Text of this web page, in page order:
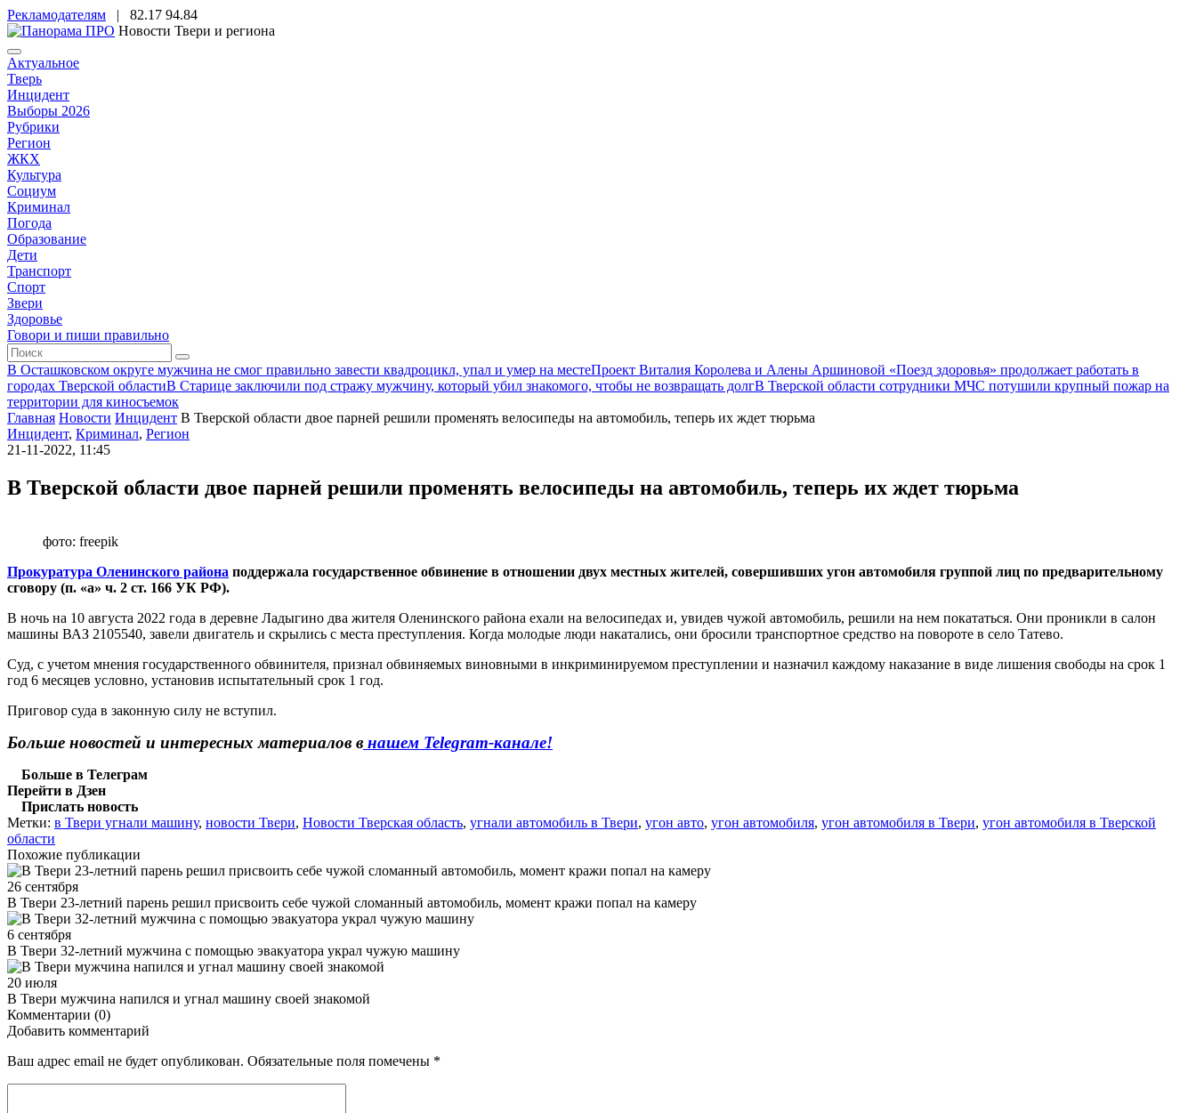
Рекламодателям | 82.17 94.84
Новости Твери и региона
Актуальное
Тверь
Инцидент
Выборы 2026
Рубрики
Регион
ЖКХ
Культура
Социум
Криминал
Погода
Образование
Дети
Транспорт
Спорт
Звери
Здоровье
Говори и пиши правильно
В Осташковском округе мужчина не смог правильно завести квадроцикл, упал и умер на местеПроект Виталия Королева и Алены Аршиновой «Поезд здоровья» продолжает работать в
городах Тверской областиВ Старице заключили под стражу мужчину, который убил знакомого, чтобы не возвращать долгВ Тверской области сотрудники МЧС потушили крупный пожар на
территории для киносъемок
Главная Новости Инцидент В Тверской области двое парней решили променять велосипеды на автомобиль, теперь их ждет тюрьма
Инцидент, Криминал, Регион
21-11-2022, 11:45
В Тверской области двое парней решили променять велосипеды на автомобиль, теперь их ждет тюрьма
фото: freepik
Прокуратура Оленинского района поддержала государственное обвинение в отношении двух местных жителей, совершивших угон автомобиля группой лиц по предварительному
сговору (п. «а» ч. 2 ст. 166 УК РФ).
В ночь на 10 августа 2022 года в деревне Ладыгино два жителя Оленинского района ехали на велосипедах и, увидев чужой автомобиль, решили на нем покататься. Они проникли в салон
машины ВАЗ 2105540, завели двигатель и скрылись с места преступления. Когда молодые люди накатались, они бросили транспортное средство на повороте в село Татево.
Суд, с учетом мнения государственного обвинителя, признал обвиняемых виновными в инкриминируемом преступлении и назначил каждому наказание в виде лишения свободы на срок 1
год 6 месяцев условно, установив испытательный срок 1 год.
Приговор суда в законную силу не вступил.
Больше новостей и интересных материалов в нашем Telegram-канале!
Больше в Телеграм
Перейти в Дзен
Прислать новость
Метки: в Твери угнали машину, новости Твери, Новости Тверская область, угнали автомобиль в Твери, угон авто, угон автомобиля, угон автомобиля в Твери, угон автомобиля в Тверской
области
Похожие публикации
26 сентября
В Твери 23-летний парень решил присвоить себе чужой сломанный автомобиль, момент кражи попал на камеру
6 сентября
В Твери 32-летний мужчина с помощью эвакуатора украл чужую машину
20 июля
В Твери мужчина напился и угнал машину своей знакомой
Комментарии (0)
Добавить комментарий
Ваш адрес email не будет опубликован. Обязательные поля помечены *